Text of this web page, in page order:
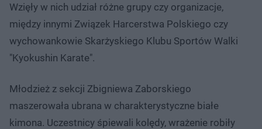
Wzięły w nich udział różne grupy czy organizacje,
między innymi Związek Harcerstwa Polskiego czy
wychowankowie Skarżyskiego Klubu Sportów Walki
"Kyokushin Karate".
Młodzież z sekcji Zbigniewa Zaborskiego
maszerowała ubrana w charakterystyczne białe
kimona. Uczestnicy śpiewali kolędy, wrażenie robiły